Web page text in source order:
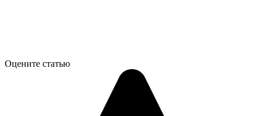
Оцените статью